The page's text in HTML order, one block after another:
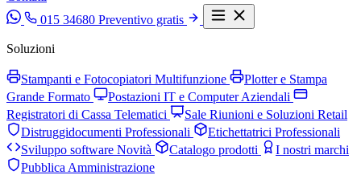
015 34680 Preventivo gratis
Soluzioni
Stampanti e Fotocopiatori Multifunzione
Plotter e Stampa
Grande Formato
Postazioni IT e Computer Aziendali
Registratori di Cassa Telematici
Sale Riunioni e Soluzioni Retail
Distruggidocumenti Professionali
Etichettatrici Professionali
Sviluppo software Novità Catalogo prodotti
I nostri marchi
Pubblica Amministrazione